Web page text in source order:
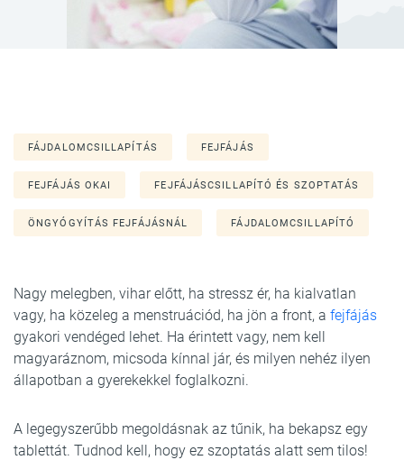
FÁJDALOMCSILLAPÍTÁS FEJFÁJÁS
FEJFÁJÁS OKAI FEJFÁJÁSCSILLAPÍTÓ ÉS SZOPTATÁS
ÖNGYÓGYÍTÁS FEJFÁJÁSNÁL FÁJDALOMCSILLAPÍTÓ
Nagy melegben, vihar előtt, ha stressz ér, ha kialvatlan
vagy, ha közeleg a menstruációd, ha jön a front, a fejfájás
gyakori vendéged lehet. Ha érintett vagy, nem kell
magyaráznom, micsoda kínnal jár, és milyen nehéz ilyen
állapotban a gyerekekkel foglalkozni.
A legegyszerűbb megoldásnak az tűnik, ha bekapsz egy
tablettát. Tudnod kell, hogy ez szoptatás alatt sem tilos!